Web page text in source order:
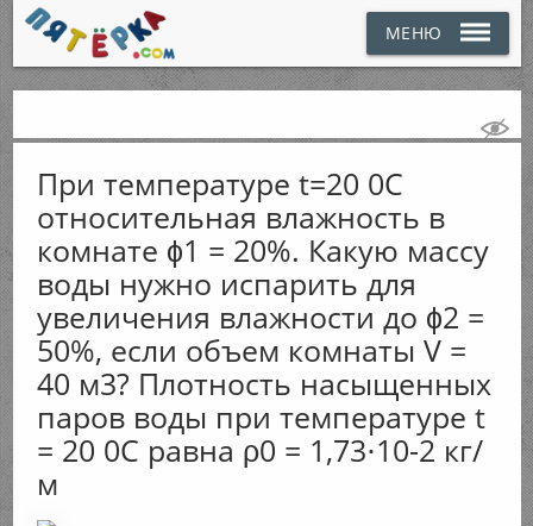
МЕНЮ
При температуре t=20 0С
относительная влажность в
комнате ϕ1 = 20%. Какую массу
воды нужно испарить для
увеличения влажности до ϕ2 =
50%, если объем комнаты V =
40 м3? Плотность насыщенных
паров воды при температуре t
= 20 0С равна ρ0 = 1,73⋅10-2 кг/
м